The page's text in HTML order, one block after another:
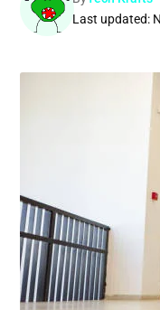
Last updated: